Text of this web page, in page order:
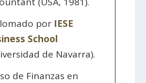
por IESE
School
de Navarra).
de Finanzas en